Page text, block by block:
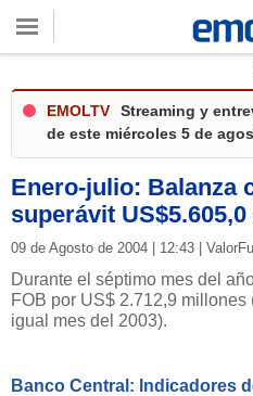
EMOLTV
Streaming y
de este miércoles 5 de
Enero-julio: Balanza
superávit
09 de Agosto de 2004 | 12:43 |
Durante el séptimo mes del
FOB por US$ 2.712,9 millones
igual mes del 2003).
Banco Central: Indicadores